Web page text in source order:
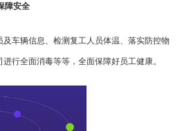
障安全
车辆信息、检测复工人员体温、落实防控物
行全面消毒等等，全面保障好员工健康。